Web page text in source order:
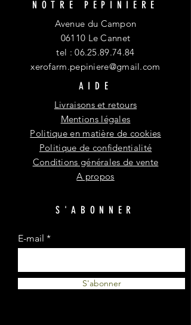
NOTRE PEPINIERE
Avenue du Campon
06110 Le Cannet
tel :06.25.89.74.84
xerofarm.pepiniere@gmail.com
AIDE
Livraisons et retours
Mentions légales
Politique en matière de cookies
Politique de confidentialité
Conditions générales de vente
A propos
S'ABONNER
E-mail
S'abonner